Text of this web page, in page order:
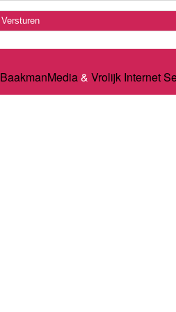
BaakmanMedia& Vrolijk Internet